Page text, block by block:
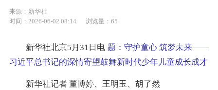
来源：新华社
时间：2026-06-02 08:14
浏览量：65
新华社北京5月31日电 题：守护童心 筑梦未来——
习近平总书记的深情寄望鼓舞新时代少年儿童成长成才
新华社记者 董博婷、王明玉、胡了然